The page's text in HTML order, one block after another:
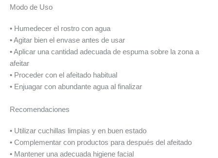
Modo de Uso
• Humedecer el rostro con agua
• Agitar bien el envase antes de usar
• Aplicar una cantidad adecuada de espuma sobre la zona a
afeitar
• Proceder con el afeitado habitual
• Enjuagar con abundante agua al finalizar
Recomendaciones
• Utilizar cuchillas limpias y en buen estado
• Complementar con productos para después del afeitado
• Mantener una adecuada higiene facial